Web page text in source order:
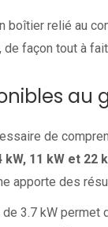
boîtier relié au
de façon tout à
au
de
kW, 11 kW et 22
apporte des
3.7 kW permet